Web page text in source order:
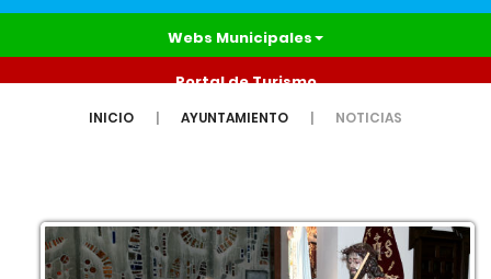
Webs Municipales
Portal de Turismo
INICIO AYUNTAMIENTO NOTICIAS